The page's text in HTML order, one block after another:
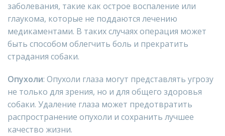
заболевания, такие как острое воспаление или
глаукома, которые не поддаются лечению
медикаментами. В таких случаях операция может
быть способом облегчить боль и прекратить
страдания собаки.
Опухоли: Опухоли глаза могут представлять угрозу
не только для зрения, но и для общего здоровья
собаки. Удаление глаза может предотвратить
распространение опухоли и сохранить лучшее
качество жизни.